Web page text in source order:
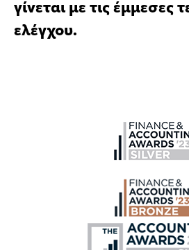
γίνεται με τις έμμεσες
ελέγχου.